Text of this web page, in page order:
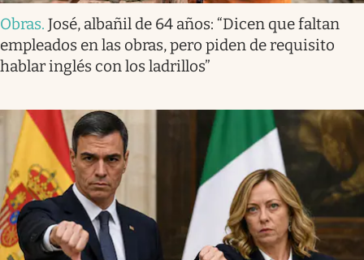
Obras. José, albañil de 64 años: “Dicen que faltan
empleados en las obras, pero piden de requisito
hablar inglés con los ladrillos”